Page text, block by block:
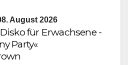
August 2026
Disko für Erwachsene -
Party«